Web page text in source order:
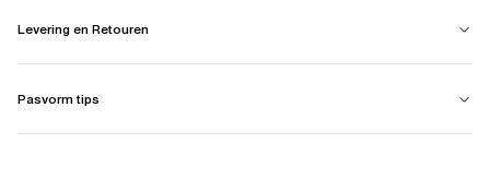
Levering en Retouren
Pasvorm tips